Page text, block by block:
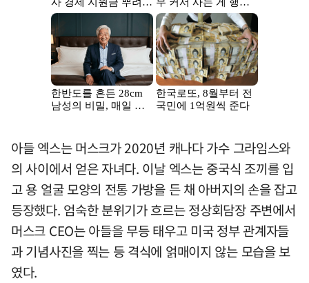
아들 엑스는 머스크가 2020년 캐나다 가수 그라임스와
의 사이에서 얻은 자녀다. 이날 엑스는 중국식 조끼를 입
고 용 얼굴 모양의 전통 가방을 든 채 아버지의 손을 잡고
등장했다. 엄숙한 분위기가 흐르는 정상회담장 주변에서
머스크 CEO는 아들을 무등 태우고 미국 정부 관계자들
과 기념사진을 찍는 등 격식에 얽매이지 않는 모습을 보
였다.